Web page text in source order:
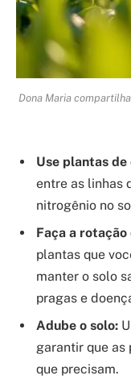
Dona Maria
Use plantas
entre as linhas
nitrogênio no
Faça a
plantas que
manter o solo
pragas e
Adube o solo:
garantir que as
que precisam.